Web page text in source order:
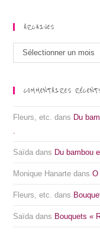
ARCHIVES
Sélectionner un mois
COMMENTAIRES
Fleurs, etc. dans Du
.
Saïda dans Du bambou
Monique Hanarte dansO
Fleurs, etc. dans
Saïda dans Bouquets «